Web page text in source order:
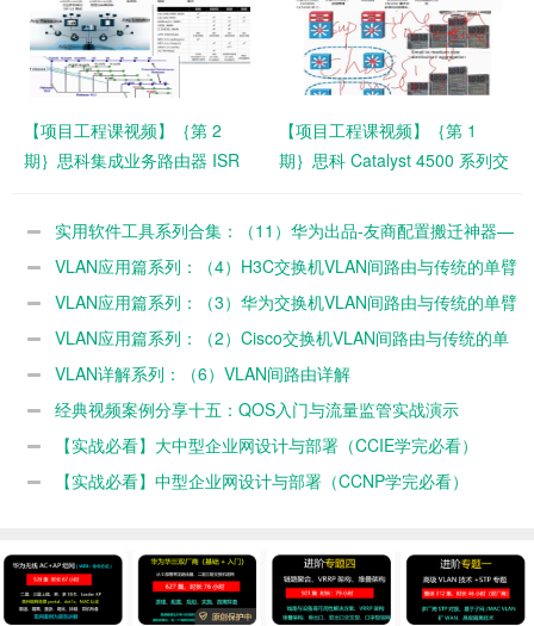
【项目工程课视频】｛第 2
期｝思科集成业务路由器 ISR
【项目工程课视频】｛第 1
期｝思科 Catalyst 4500 系列交
实用软件工具系列合集：（11）华为出品-友商配置搬迁神器—
网络搬迁工具
VLAN应用篇系列：（4）H3C交换机VLAN间路由与传统的单臂
路由（子接口）方式
VLAN应用篇系列：（3）华为交换机VLAN间路由与传统的单臂
路由（子接口）方式
VLAN应用篇系列：（2）Cisco交换机VLAN间路由与传统的单
臂路由方式
VLAN详解系列：（6）VLAN间路由详解
经典视频案例分享十五：QOS入门与流量监管实战演示
【实战必看】大中型企业网设计与部署（CCIE学完必看）
【实战必看】中型企业网设计与部署（CCNP学完必看）